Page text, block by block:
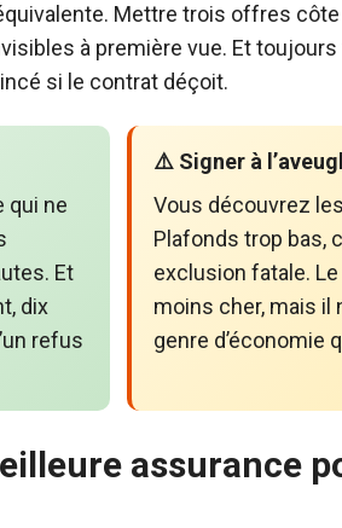
Mettre trois offres
à première vue. Et
si le contrat déçoit.
qui ne
Et
dix
refus
⚠️ Signer à
Vous découvrez
Plafonds trop bas,
exclusion fatale.
moins cher, mais il
genre d’économie
assurance